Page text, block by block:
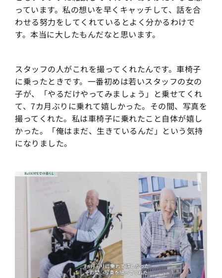
っています。私の想いを早くキャッチして、話を合
わせる努力をしてくれているとよく分かるわけで
す。本当に大したもんだなと思います。
スタッフの人がこれを撮ってくれたんです。車椅子
に乗ったときです。一番初めは若いスタッフの女の
子が、「やるだけやってみましょう」と乗せてくれ
て、7カ月ぶりに乗れて嬉しかった。その間、写真を
撮ってくれた。私は車椅子に乗れたこと自体が嬉し
かった。「俺はまだ、生きているんだ」という気持
になりました。